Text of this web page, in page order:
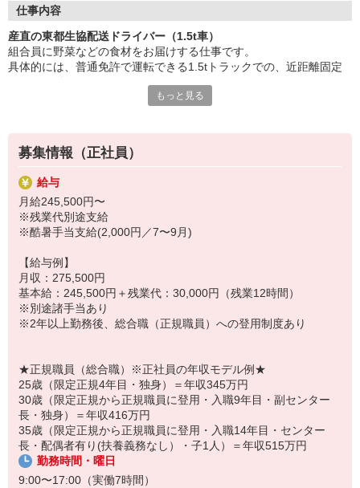
センター長・配偶者有り(扶養義務なし）・子1人）＝
年収515万円
いんぼーくらぶ＞を利用可。
■働きやすさ◎
土日休みの完全週休2日制で年間休日は120日
その他豊富な休暇制度あり。
う！
※再配達なし！留守の場合は「置き配」となります。
現職の賞与受取後や引越し後など、入社日相談は柔軟に対応しま
す♪気軽にご応募ください！
仕事内容
産直の東都生協配送ドライバー（1.5t車）
組合員に野菜などの食材をお届けする仕事です。
具体的には、普通免許で運転できる1.5tトラックでの、近距離固定
毎週同じルートのため、組合員様と顔見知りになることが多々。
【ある職員の1日の仕事の流れ】
9:00〜／朝礼・体操・積込
9:40〜／最終確認し、出発準備
9:45〜／安全点検後、出発
10:00〜／配送
お昼休憩はしっかりとります。
16:30〜／事務作業。翌日配送する注文書の確認など
17:00〜／退勤。後片付けと明日の準備をして報告書を提出し退勤で
す
自信を持って商品のおススメができるように試食学習をおこなった
分の成長につながります。
入社日につきましてもご希望をお聞かせ下さい
例）『今の勤務先で賞与が支給されてから、転居に伴って落ち着い
てから』など、
柔軟に対応出来ればと考えております。
もっと見る
募集情報（正社員）
給与
月給245,500円〜
※残業代別途支給
※酷暑手当支給(2,000円／7〜9月)
【給与例】
月収：275,500円
基本給：245,500円＋残業代：30,000円（残業12時間）
※別途諸手当あり
※2年以上勤務後、総合職（正規職員）への登用制度あり
★正規職員（総合職）※正社員の年収モデル例★
25歳（限定正規4年目・独身）＝年収345万円
30歳（限定正規から正規職員に登用・入職9年目・副センター
長・独身）＝年収416万円
35歳（限定正規から正規職員に登用・入職14年目・センター
長・配偶者有り(扶養義務なし）・子1人）＝年収515万円
勤務時間・曜日
9:00〜17:00（実働7時間）